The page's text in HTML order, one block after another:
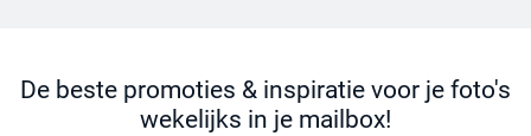
De beste promoties & inspiratie voor je foto's
wekelijks in je mailbox!